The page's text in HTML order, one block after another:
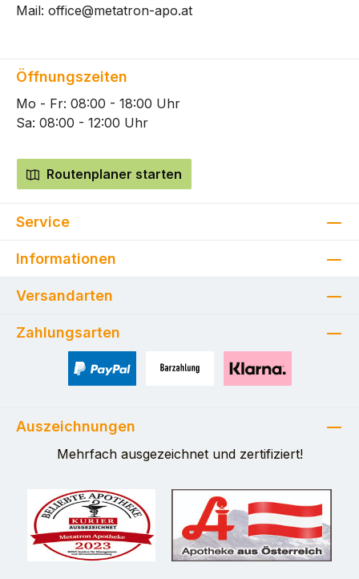
Mail: office@metatron-apo.at
Öffnungszeiten
Mo - Fr: 08:00 - 18:00 Uhr
Sa: 08:00 - 12:00 Uhr
Routenplaner starten
Service
Informationen
Versandarten
Zahlungsarten
Auszeichnungen
Mehrfach ausgezeichnet und zertifiziert!